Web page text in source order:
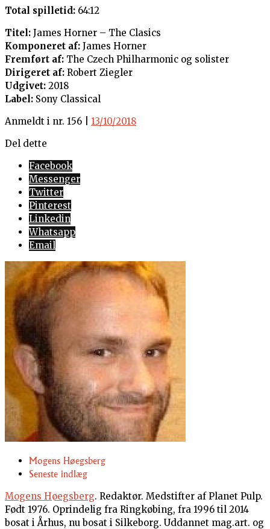
Total spilletid: 64:12
Titel: James Horner – The Clasics
Komponeret af: James Horner
Fremført af: The Czech Philharmonic og solister
Dirigeret af: Robert Ziegler
Udgivet: 2018
Label: Sony Classical
Anmeldt i nr. 156 | 13/10/2018
Del dette
Facebook
Messenger
Twitter
Pinterest
Linkedin
Whatsapp
Email
Mogens Høegsberg
Seneste indlæg
Mogens Høegsberg. Redaktør. Medstifter af Planet Pulp.
Født 1976. Oprindelig fra Ringkøbing, fra 1996 til 2014
bosat i Århus, nu bosat i Silkeborg. Uddannet mag.art. og